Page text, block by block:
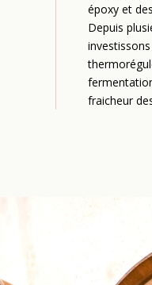
époxy et
Depuis
fraicheur